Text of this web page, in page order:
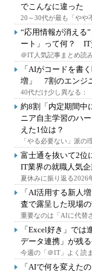
でこんなに違った
20～30代が最も「やや
“応用情報が消え
ート」って何？ IT
＠IT人気記事まとめ読
「AIがコードを書
増」 7割のエンジ
40代だけ少し異なる：
約8割「内定期間
ニア自主学習のハ
えた1位は？
「やる必要ない」派の
富士通を抜いて2
IT業界の就職人気
夏休みに振り返る2026
「AI活用する新人
査で露呈した現場
重要なのは「AIに代替
「Excel好き」では
データ連携」が残
今週の「＠IT」よく読
「AIで何を変えた